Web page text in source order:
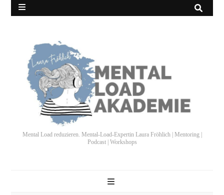
Mental Load reduzieren. Mental-Load-Expertin Laura Fröhlich | Mentoring |
Podcast | Workshops